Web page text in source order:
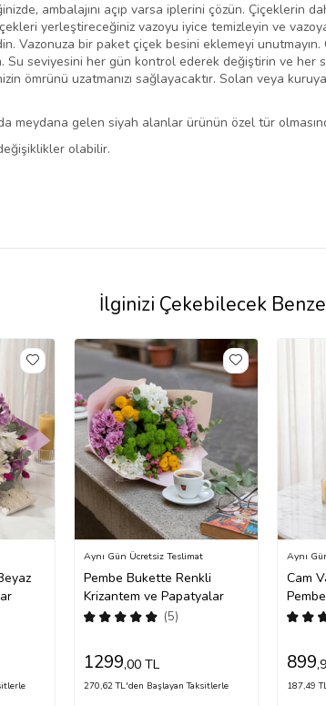
ambalajını açıp varsa iplerini çözün. Çiçeklerin
yerleştireceğiniz vazoyu iyice temizleyin ve
Vazonuza bir paket çiçek besini eklemeyi unutmayın.
seviyesini her gün kontrol ederek değiştirin ve her
ömrünü uzatmanızı sağlayacaktır. Solan veya
meydana gelen siyah alanlar ürünün özel tür
olabilir.
İlginizi Çekebilecek
Pembe Bukette Renkli
Krizantem ve Papatyalar
(5)
Aynı Gün Ücretsiz Teslimat
1299,00 TL
270,62 TL'den Başlayan Taksitlerle
Cam
Aynı
899
187,49